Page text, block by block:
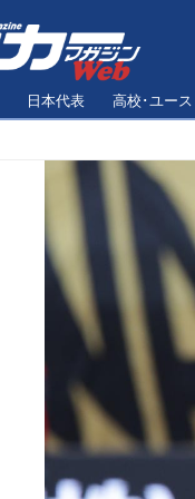
日本代表 高校･ユース